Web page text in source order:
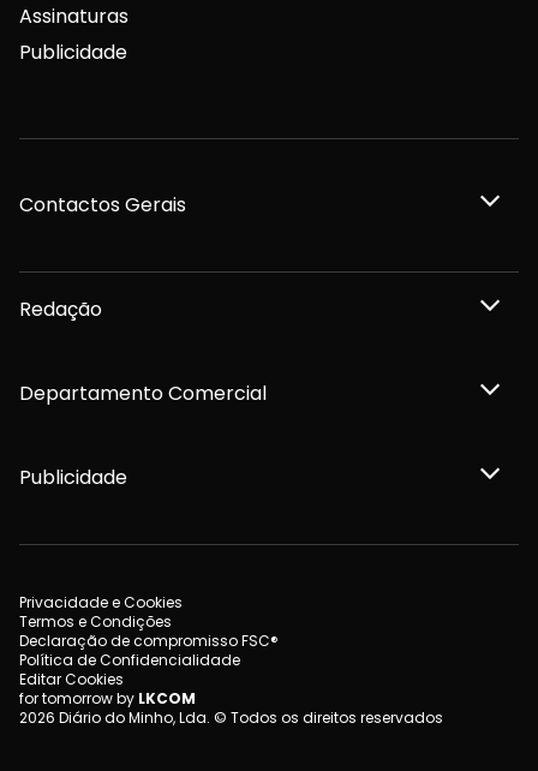
Assinaturas
Publicidade
Contactos Gerais
Redação
Departamento Comercial
Publicidade
Privacidade e Cookies
Termos e Condições
Declaração de compromisso FSC®
Política de Confidencialidade
Editar Cookies
for tomorrow by LKCOM
2026 Diário do Minho, Lda. © Todos os direitos reservados